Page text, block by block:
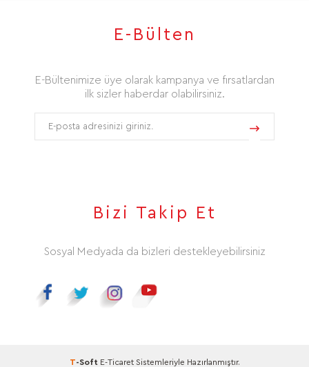
E-Bülten
E-Bültenimize üye olarak kampanya ve fırsatlardan
ilk sizler haberdar olabilirsiniz.
Bizi Takip Et
Sosyal Medyada da bizleri destekleyebilirsiniz
T-Soft E-TicaretSistemleriyle Hazırlanmıştır.